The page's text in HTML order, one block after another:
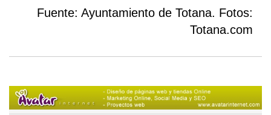
Fuente: Ayuntamiento de Totana. Fotos:
Totana.com